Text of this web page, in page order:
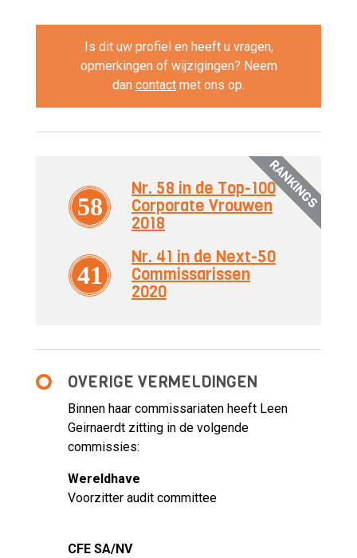
Is dit uw profiel en heeft u vragen,
opmerkingen of wijzigingen? Neem
dan contact met ons op.
RANKINGS
58
Nr. 58 in de Top-100
Corporate Vrouwen
2018
41
Nr. 41 in de Next-50
Commissarissen
2020
OVERIGE VERMELDINGEN
Binnen haar commissariaten heeft Leen
Geirnaerdt zitting in de volgende
commissies:
Wereldhave
Voorzitter audit committee
CFE SA/NV